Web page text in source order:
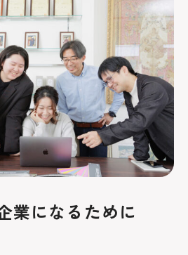
業になるために